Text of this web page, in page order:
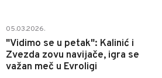
05.03.2026.
"Vidimo se u petak": Kalinić i
Zvezda zovu navijače, igra se
važan meč u Evroligi